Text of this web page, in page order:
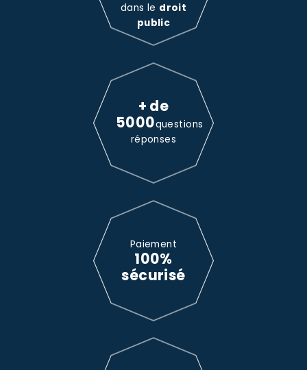
dans le droit
public
+ de
5000questions
réponses
Paiement
100%
sécurisé